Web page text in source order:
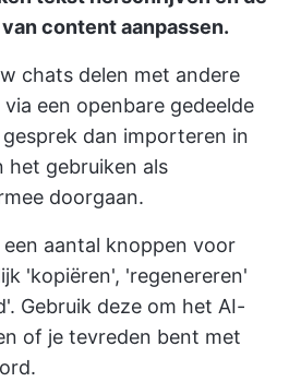
content aanpassen.
chats delen met andere
een openbare gedeelde
dan importeren in
het gebruiken als
doorgaan.
aantal knoppen voor
'kopiëren', 'regenereren'
Gebruik deze om het AI-
of je tevreden bent met